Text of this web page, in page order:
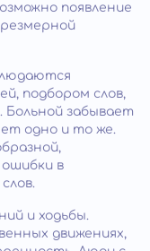
появление
подбором слов,
Больной забывает
одно и то же.
в
и ходьбы.
движениях,